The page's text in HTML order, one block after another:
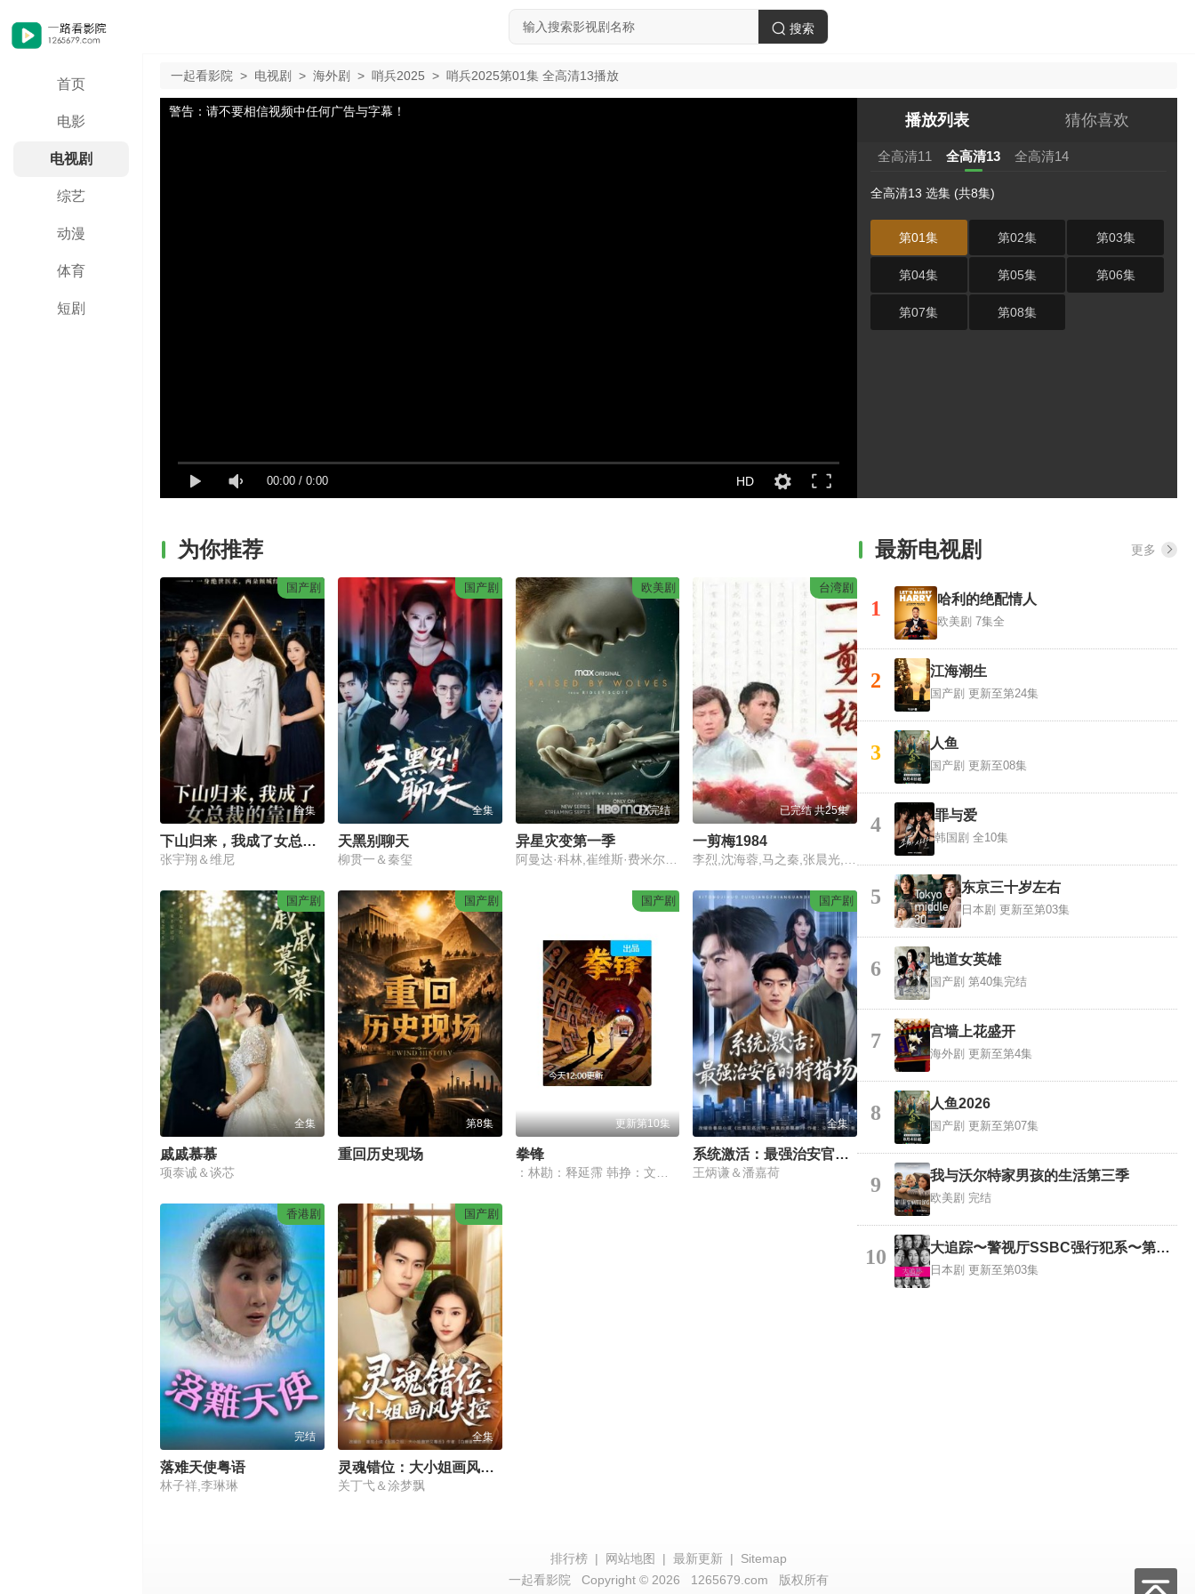
首页
电影
电视剧
综艺
动漫
体育
短剧
搜索
一起看影院 > 电视剧 > 海外剧 > 哨兵2025 > 哨兵2025第01集 全高清13播放
00:00 / 0:00 HD
警告：请不要相信视频中任何广告与字幕！ 播放列表 猜你喜欢
全高清11 全高清13 全高清14
全高清13 选集 (共8集)
第01集 第02集 第03集
第04集 第05集 第06集
第07集 第08集
为你推荐
国产剧
全集
下山归来，我成了女总裁的靠山
张宇翔＆维尼
国产剧
全集
天黑别聊天
柳贯一＆秦玺
欧美剧
已完结
异星灾变第一季
台湾剧
已完结 共25集
一剪梅1984
国产剧
全集
戚戚慕慕
项泰诚＆谈芯
国产剧
第8集
重回历史现场
国产剧
更新第10集
拳锋
：林勘：释延霈 韩挣：文东俊 查龙：李恩晟 元承业：
国产剧
全集
系统激活：最强治安官的狩猎场
王炳谦＆潘嘉荷
香港剧
完结
落难天使粤语
林子祥,李琳琳
国产剧
全集
灵魂错位：大小姐画风失控
关丁弋＆涂梦飘
最新电视剧 更多
1 哈利的绝配情人
欧美剧 7集全
2 江海潮生
国产剧 更新至第24集
3 人鱼
国产剧 更新至08集
4 罪与爱
韩国剧 全10集
5 东京三十岁左右
日本剧 更新至第03集
6 地道女英雄
国产剧 第40集完结
7 宫墙上花盛开
海外剧 更新至第4集
8 人鱼2026
国产剧 更新至第07集
9 我与沃尔特家男孩的生活第三季
欧美剧 完结
10 大追踪〜警视厅SSBC强行犯系〜第二季
日本剧 更新至第03集
排行榜 | 网站地图 | 最新更新 |
Sitemap
一起看影院
Copyright © 2026 1265679.com 版权所有